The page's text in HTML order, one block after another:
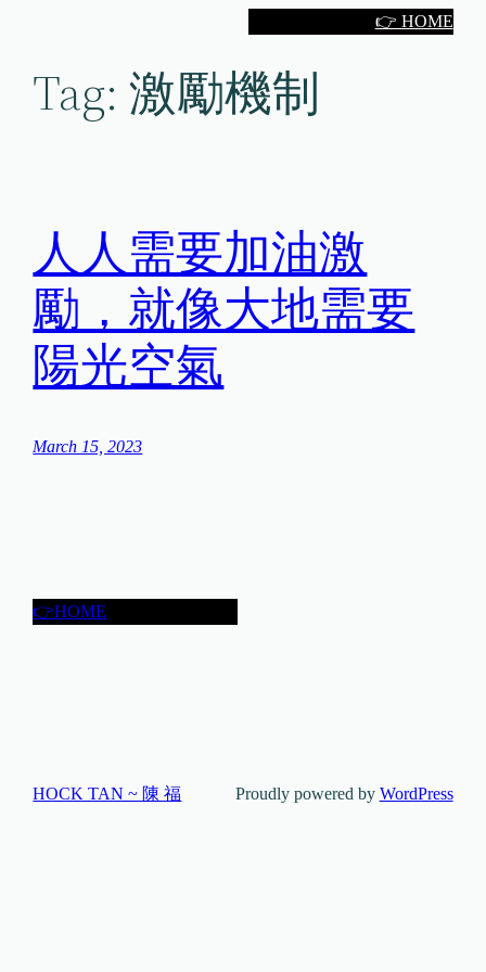
👉 HOME
Tag:激勵機制
人人需要加油激
勵，就像大地需要
陽光空氣
March 15, 2023
👉HOME
HOCK TAN ~ 陳 福 Proudly powered by WordPress